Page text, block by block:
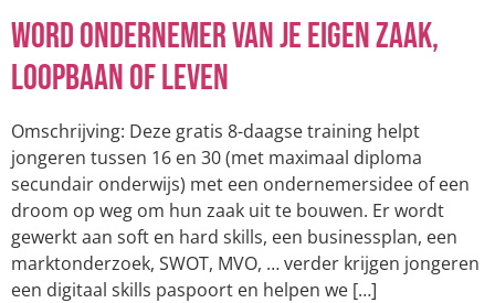
Word ondernemer van je eigen zaak,
loopbaan of leven
Omschrijving: Deze gratis 8-daagse training helpt
jongeren tussen 16 en 30 (met maximaal diploma
secundair onderwijs) met een ondernemersidee of een
droom op weg om hun zaak uit te bouwen. Er wordt
gewerkt aan soft en hard skills, een businessplan, een
marktonderzoek, SWOT, MVO, … verder krijgen jongeren
een digitaal skills paspoort en helpen we […]